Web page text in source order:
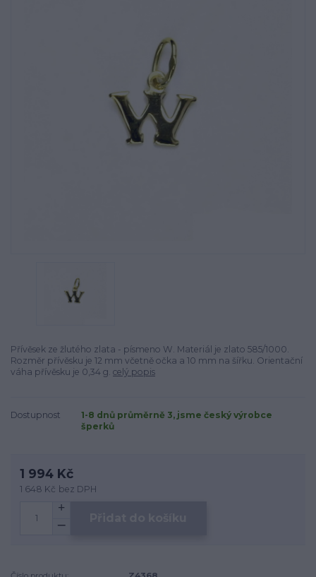
Přívěsek ze žlutého zlata - písmeno W. Materiál je zlato 585/1000.
Rozměr přívěsku je 12 mm včetně očka a 10 mm na šířku. Orientační
váha přívěsku je 0,34 g. celý popis
Dostupnost
1-8 dnů průměrně 3, jsme český výrobce
šperků
1 994 Kč
1 648 Kč bez DPH